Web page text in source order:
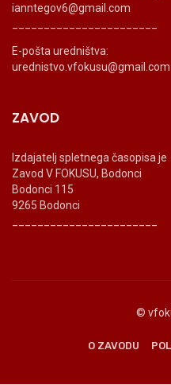
ianntegov6@gmail.com
E-pošta uredništva:
urednistvo.vfokusu@gmail.com
ZAVOD
Izdajatelj spletnega časopisa je
Zavod V FOKUSU, Bodonci
Bodonci 115
9265 Bodonci
©
O ZAVODU